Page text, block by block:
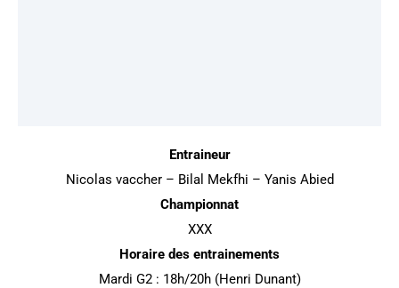
Entraineur
Nicolas vaccher – Bilal Mekfhi – Yanis Abied
Championnat
XXX
Horaire des entrainements
Mardi G2 : 18h/20h (Henri Dunant)